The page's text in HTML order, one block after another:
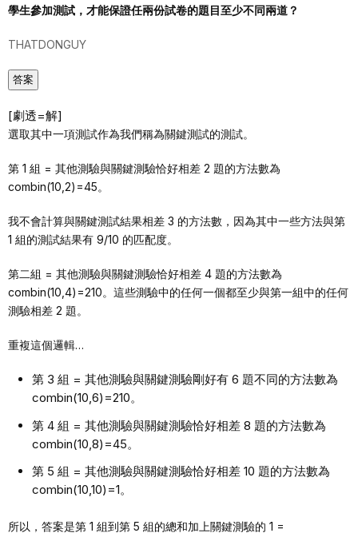
學生參加測試，才能保證任兩份試卷的題目至少不同兩道？
THATDONGUY
答案
[劇透=解]
選取其中一項測試作為我們稱為關鍵測試的測試。
第 1 組 = 其他測驗與關鍵測驗恰好相差 2 題的方法數為
combin(10,2)=45。
我不會計算與關鍵測試結果相差 3 的方法數，因為其中一些方法與第
1 組的測試結果有 9/10 的匹配度。
第二組 = 其他測驗與關鍵測驗恰好相差 4 題的方法數為
combin(10,4)=210。這些測驗中的任何一個都至少與第一組中的任何
測驗相差 2 題。
重複這個邏輯…
第 3 組 = 其他測驗與關鍵測驗剛好有 6 題不同的方法數為
combin(10,6)=210。
第 4 組 = 其他測驗與關鍵測驗恰好相差 8 題的方法數為
combin(10,8)=45。
第 5 組 = 其他測驗與關鍵測驗恰好相差 10 題的方法數為
combin(10,10)=1。
所以，答案是第 1 組到第 5 組的總和加上關鍵測驗的 1 =